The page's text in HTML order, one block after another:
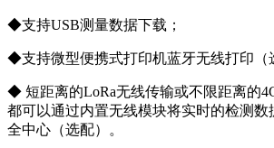
◆支持USB测量数据下载；
◆支持微型便携式打印机蓝牙无线打印（
◆ 短距离的LoRa无线传输或不限距离的
都可以通过内置无线模块将实时的检测数
全中心（选配）。